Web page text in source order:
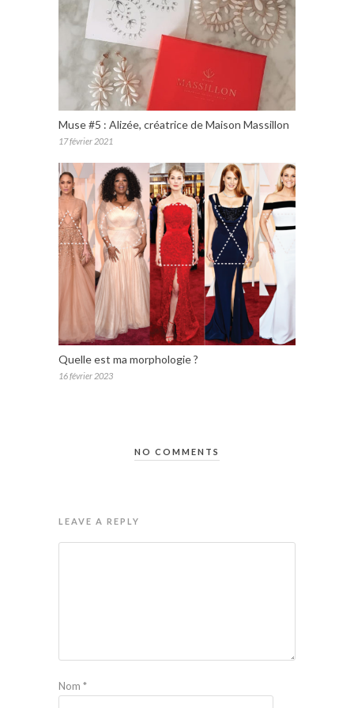
Muse #5 : Alizée, créatrice de Maison Massillon
17 février 2021
Quelle est ma morphologie ?
16 février 2023
NO COMMENTS
LEAVE A REPLY
Nom *